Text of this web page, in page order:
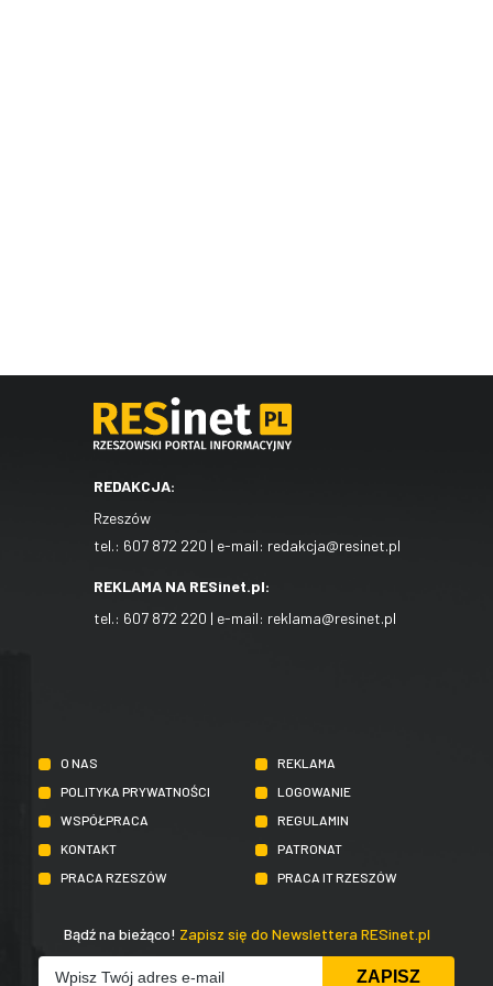
REDAKCJA:
Rzeszów
tel.: 607 872 220 | e-mail: redakcja@resinet.pl
REKLAMA NA RESinet.pl:
tel.: 607 872 220 | e-mail: reklama@resinet.pl
O NAS
REKLAMA
POLITYKA PRYWATNOŚCI
LOGOWANIE
WSPÓŁPRACA
REGULAMIN
KONTAKT
PATRONAT
PRACA RZESZÓW
PRACA IT RZESZÓW
Bądź na bieżąco! Zapisz się do Newslettera RESinet.pl